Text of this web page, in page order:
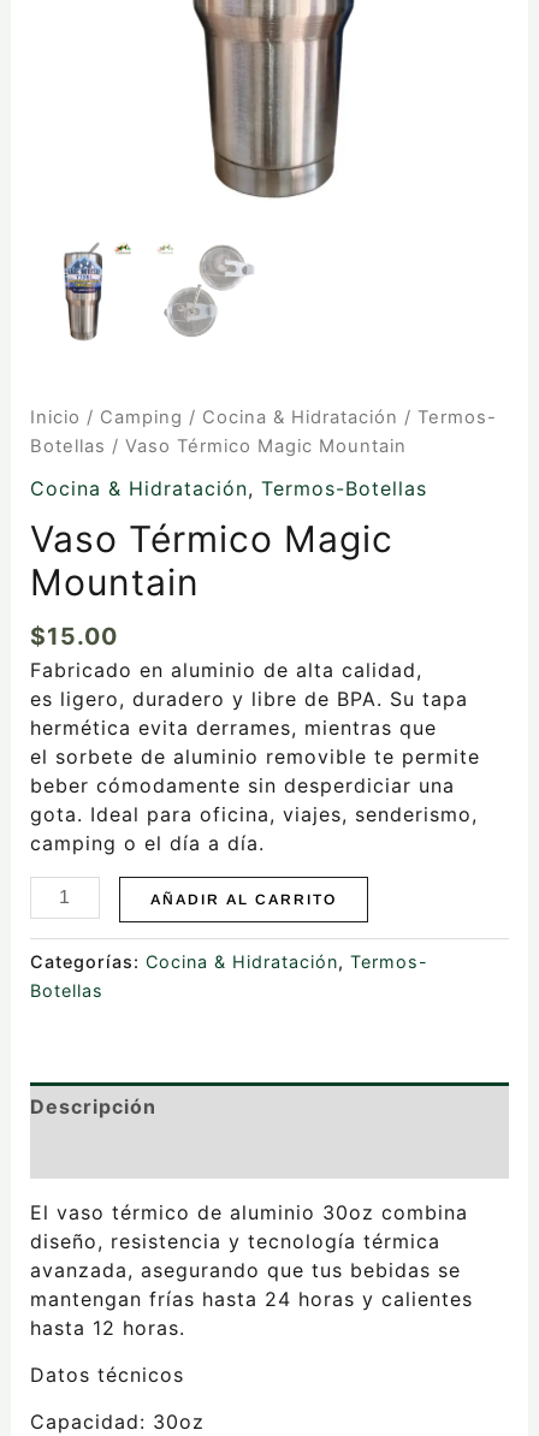
Inicio / Camping / Cocina & Hidratación / Termos-
Botellas / Vaso Térmico Magic Mountain
Cocina & Hidratación, Termos-Botellas
Vaso Térmico Magic
Mountain
$15.00
Fabricado en aluminio de alta calidad,
es ligero, duradero y libre de BPA. Su tapa
hermética evita derrames, mientras que
el sorbete de aluminio removible te permite
beber cómodamente sin desperdiciar una
gota. Ideal para oficina, viajes, senderismo,
camping o el día a día.
AÑADIR AL CARRITO
Categorías: Cocina & Hidratación, Termos-
Botellas
Descripción
El vaso térmico de aluminio 30oz combina
diseño, resistencia y tecnología térmica
avanzada, asegurando que tus bebidas se
mantengan frías hasta 24 horas y calientes
hasta 12 horas.
Datos técnicos
Capacidad: 30oz